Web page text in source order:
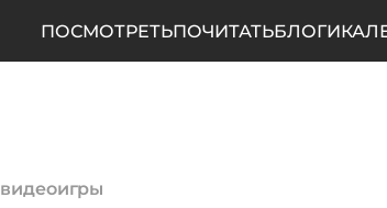
ПОСМОТРЕТЬПОЧИТАТЬБЛОГИ
видеоигры